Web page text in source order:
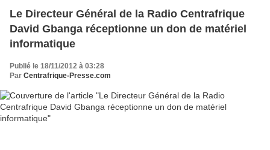
Le Directeur Général de la Radio Centrafrique
David Gbanga réceptionne un don de matériel
informatique
Publié le 18/11/2012 à 03:28
Par Centrafrique-Presse.com